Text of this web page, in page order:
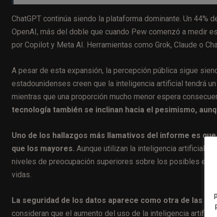
ChatGPT continúa siendo la plataforma dominante. Un
OpenAI, más del doble que cuando Pew comenzó a medir
por Copilot y Meta AI. Herramientas como Grok, Claude o
A pesar de esta expansión, la percepción pública sigue
estadounidenses creen que la inteligencia artificial tendrá
mientras que una proporción mucho menor espera
tecnología también se inclinan hacia el pesimismo,
Uno de los hallazgos más llamativos del informe es
que los mayores. Aunque utilizan la inteligencia artificial
niveles de preocupación superiores sobre los posibles
vidas.
La seguridad de los datos aparece como otra de las
consideran que el aumento del uso de la inteligencia